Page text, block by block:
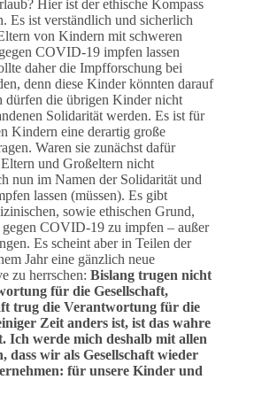
Hier ist der ethische Kompass
Es ist verständlich und sicherlich
von Kindern mit schweren
COVID-19 impfen lassen
daher die Impfforschung bei
denn diese Kinder könnten darauf
dürfen die übrigen Kinder nicht
Solidarität werden. Es ist für
Kindern eine derartig große
Waren sie zunächst dafür
und Großeltern nicht
nun im Namen der Solidarität und
lassen (müssen). Es gibt
sowie ethischen Grund,
COVID-19 zu impfen – außer
Es scheint aber in Teilen der
Jahr eine gänzlich neue
zu herrschen: Bislang trugen nicht
für die Gesellschaft,
trug die Verantwortung für die
Zeit anders ist, ist das wahre
Ich werde mich deshalb mit allen
dass wir als Gesellschaft wieder
für unsere Kinder und